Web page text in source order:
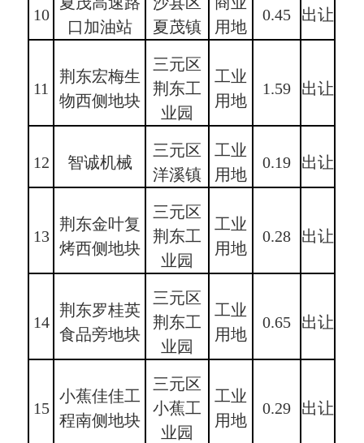
10
口加油站
夏茂镇
用地
0.45 出让
11
荆东宏梅生
物西侧地块
三元区
荆东工
业园
工业
用地
1.59 出让
12 智诚机械
三元区
洋溪镇
工业
用地
0.19 出让
13
荆东金叶复
烤西侧地块
三元区
荆东工
业园
工业
用地
0.28 出让
14
荆东罗桂英
食品旁地块
三元区
荆东工
业园
工业
用地
0.65 出让
15
小蕉佳佳工
程南侧地块
三元区
小蕉工
业园
工业
用地
0.29 出让